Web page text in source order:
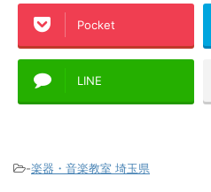
Pocket
LINE
-楽器・音楽教室 埼玉県